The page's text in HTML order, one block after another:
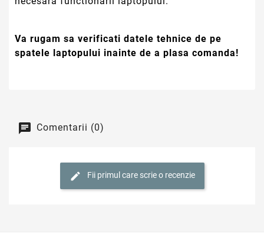
Va rugam sa verificati datele tehnice de pe
spatele laptopului inainte de a plasa comanda!
Comentarii (0)
Fii primul care scrie o recenzie